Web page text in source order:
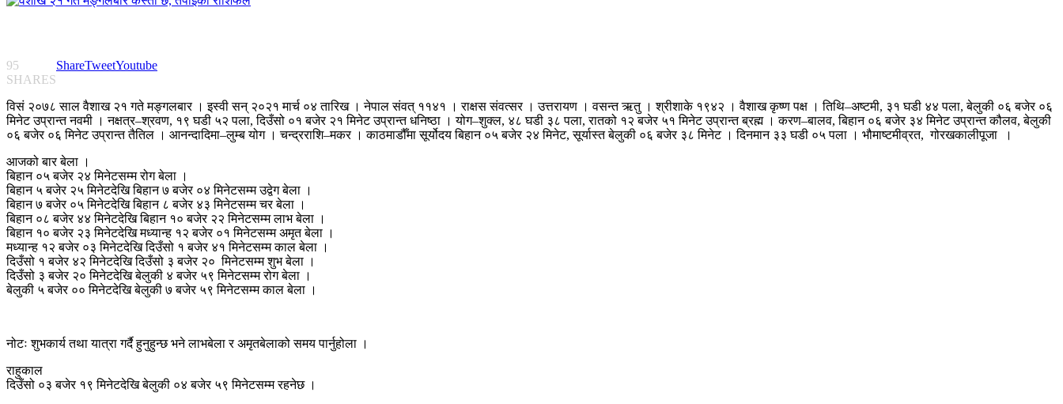
95
SHARES
ShareTweetYoutube
विसं २०७८ साल वैशाख २१ गते मङ्गलबार । इस्वी सन् २०२१ मार्च ०४ तारिख । नेपाल संवत् ११४१ । राक्षस संवत्सर । उत्तरायण । वसन्त ऋतु । श्रीशाके १९४२ । वैशाख कृष्ण पक्ष । तिथि–अष्टमी, ३१ घडी ४४ पला, बेलुकी ०६ बजेर ०६
मिनेट उप्रान्त नवमी । नक्षत्र–श्रवण, १९ घडी ५२ पला, दिउँसो ०१ बजेर २१ मिनेट उप्रान्त धनिष्ठा । योग–शुक्ल, ४८ घडी ३८ पला, रातको १२ बजेर ५१ मिनेट उप्रान्त ब्रह्म । करण–बालव, बिहान ०६ बजेर ३४ मिनेट उप्रान्त कौलव, बेलुकी
०६ बजेर ०६ मिनेट उप्रान्त तैतिल । आनन्दादिमा–लुम्ब योग । चन्द्रराशि–मकर । काठमाडौँमा सूर्योदय बिहान ०५ बजेर २४ मिनेट, सूर्यास्त बेलुकी ०६ बजेर ३८ मिनेट । दिनमान ३३ घडी ०५ पला । भौमाष्टमीव्रत, गोरखकालीपूजा ।
आजको बार बेला ।
बिहान ०५ बजेर २४ मिनेटसम्म रोग बेला ।
बिहान ५ बजेर २५ मिनेटदेखि बिहान ७ बजेर ०४ मिनेटसम्म उद्वेग बेला ।
बिहान ७ बजेर ०५ मिनेटदेखि बिहान ८ बजेर ४३ मिनेटसम्म चर बेला ।
बिहान ०८ बजेर ४४ मिनेटदेखि बिहान १० बजेर २२ मिनेटसम्म लाभ बेला ।
बिहान १० बजेर २३ मिनेटदेखि मध्यान्ह १२ बजेर ०१ मिनेटसम्म अमृत बेला ।
मध्यान्ह १२ बजेर ०३ मिनेटदेखि दिउँसो १ बजेर ४१ मिनेटसम्म काल बेला ।
दिउँसो १ बजेर ४२ मिनेटदेखि दिउँसो ३ बजेर २० मिनेटसम्म शुभ बेला ।
दिउँसो ३ बजेर २० मिनेटदेखि बेलुकी ४ बजेर ५९ मिनेटसम्म रोग बेला ।
बेलुकी ५ बजेर ०० मिनेटदेखि बेलुकी ७ बजेर ५९ मिनेटसम्म काल बेला ।
नोटः शुभकार्य तथा यात्रा गर्दै हुनुहुन्छ भने लाभबेला र अमृतबेलाको समय पार्नुहोला ।
राहुकाल
दिउँसो ०३ बजेर १९ मिनेटदेखि बेलुकी ०४ बजेर ५९ मिनेटसम्म रहनेछ ।